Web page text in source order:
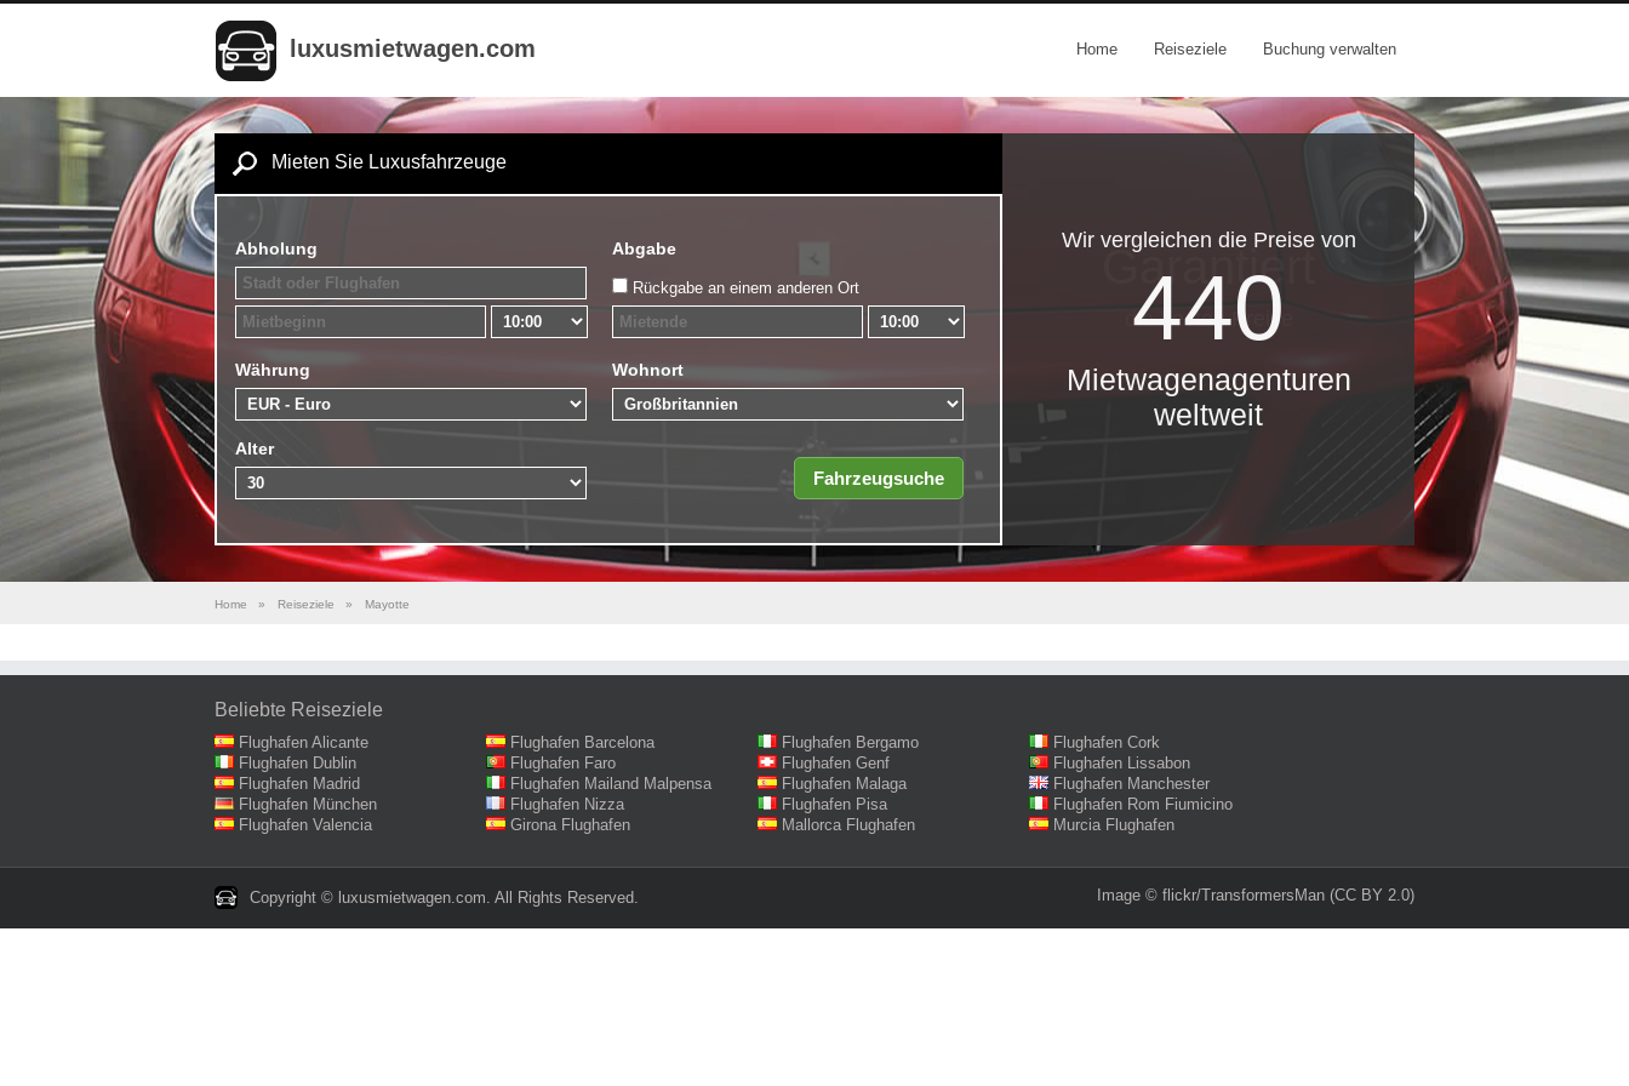
luxusmietwagen.com Home Reiseziele Buchung verwalten
Mieten Sie Luxusfahrzeuge
Abholung Abgabe
Rückgabe an einem anderen Ort
Währung Wohnort
Alter
Wir vergleichen die Preise von
440
Mietwagenagenturen
weltweit
Garantiert
die besten Preise
Home » Reiseziele » Mayotte
Beliebte Reiseziele
Flughafen Alicante Flughafen Barcelona Flughafen Bergamo
Flughafen Cork
Flughafen Dublin
Flughafen Faro Flughafen Genf
Flughafen Lissabon
Flughafen Madrid
Flughafen Mailand Malpensa Flughafen Malaga
Flughafen Manchester
Flughafen München
Flughafen Nizza Flughafen Pisa
Flughafen Rom Fiumicino
Flughafen Valencia
Girona Flughafen Mallorca Flughafen Murcia Flughafen
Copyright © luxusmietwagen.com. All Rights Reserved.‎ Image © flickr/TransformersMan (CC BY 2.0)‎